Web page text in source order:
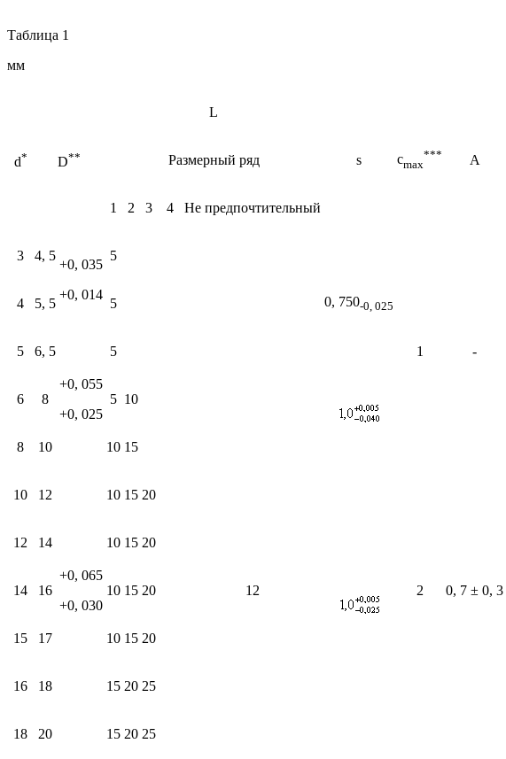
Таблица 1
мм
d* D**
L
s сmax
*** А
Размерный ряд
1 2 3 4 Не предпочтительный
3 4, 5
+0, 035
+0, 014
5
0, 750-0, 025
1 -
4 5, 5 5
5 6, 5
+0, 055
+0, 025
5
6 8 5 10
8 10 10 15
10 12
+0, 065
+0, 030
10 15 20
2 0, 7 ± 0, 3
12 14 10 15 20
14 16 10 15 20 12
15 17 10 15 20
16 18 15 20 25
18 20 15 20 25